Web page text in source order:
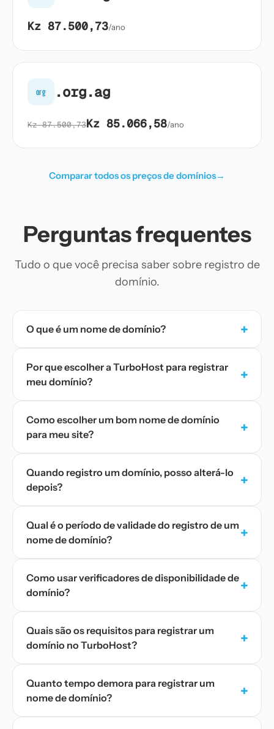
Kz 87.500,73/ano
org .org.ag
Kz 87.500,73Kz 85.066,58/ano
Comparar todos os preços de domínios→
Perguntas frequentes
Tudo o que você precisa saber sobre registro de
domínio.
O que é um nome de domínio? +
Por que escolher a TurboHost para registrar
meu domínio?
+
Como escolher um bom nome de domínio
para meu site?
+
Quando registro um domínio, posso alterá-lo
depois?
+
Qual é o período de validade do registro de um
nome de domínio?
+
Como usar verificadores de disponibilidade de
domínio?
+
Quais são os requisitos para registrar um
domínio no TurboHost?
+
Quanto tempo demora para registrar um
nome de domínio?
+